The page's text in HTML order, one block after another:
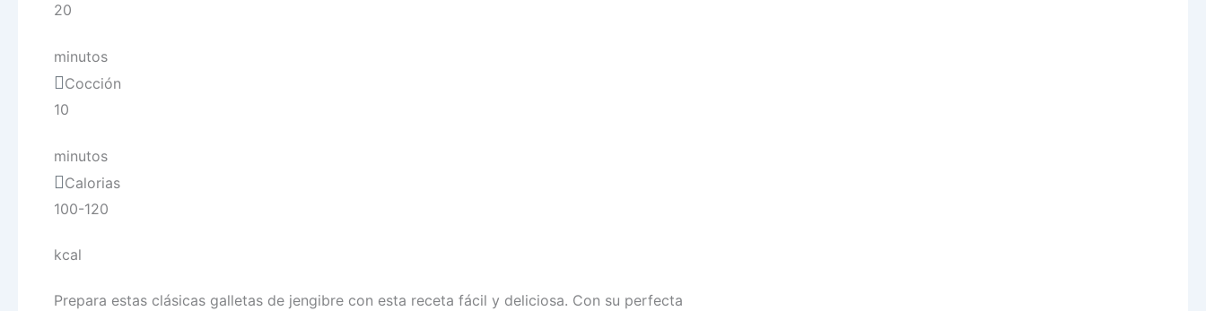
20
minutos
Cocción
10
minutos
Calorias
100-120
kcal
Prepara estas clásicas galletas de jengibre con esta receta fácil y deliciosa. Con su perfecta